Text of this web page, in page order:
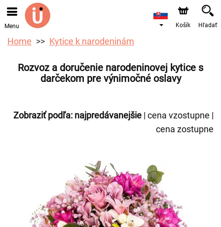
Objednávky prijímame prostredníctvom nášho e-shopu.
Najskorší možný termín doručenia je od 10.8.2026 z
Menu Košík Hľadať
Home Kytice k narodeninám
Rozvoz a doručenie narodeninovej kytice s
darčekom pre výnimočné oslavy
Zobraziť podľa: najpredávanejšie | cena vzostupne |
cena zostupne